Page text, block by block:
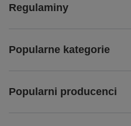
Regulaminy
Popularne kategorie
Popularni producenci